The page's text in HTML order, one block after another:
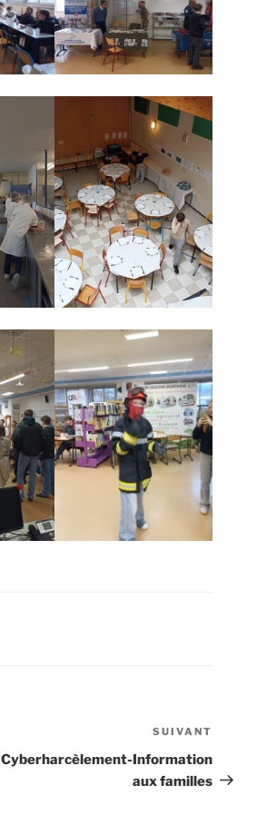
suivant
SUIVANT
Cyberharcèlement-Information
aux familles